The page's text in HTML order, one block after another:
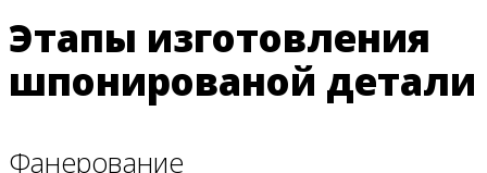
Этапы изготовления
шпонированой детали
Фанерование